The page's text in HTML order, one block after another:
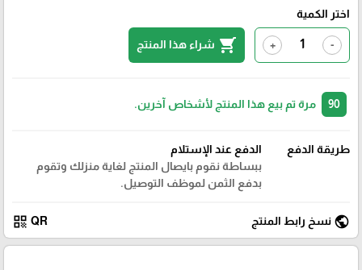
اختر الكمية
-
+
shopping_cart شراء هذا المنتج
مرة تم بيع هذا المنتج لأشخاص آخرين.
طريقة الدفع
الدفع عند الإستلام
ببساطة نقوم بايصال المنتج لغاية منزلك وتقوم
بدفع الثمن لموظف التوصيل.
public نسخ رابط المنتج QR
qr_code